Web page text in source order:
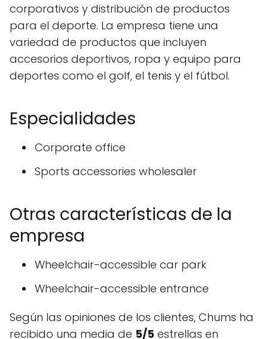
corporativos y distribución de productos
para el deporte. La empresa tiene una
variedad de productos que incluyen
accesorios deportivos, ropa y equipo para
deportes como el golf, el tenis y el fútbol.
Especialidades
Corporate office
Sports accessories wholesaler
Otras características de la
empresa
Wheelchair-accessible car park
Wheelchair-accessible entrance
Según las opiniones de los clientes, Chums ha
recibido una media de 5/5 estrellas en